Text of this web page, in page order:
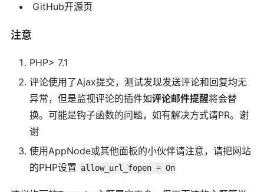
GitHub开源页
注意
PHP> 7.1
评论使用了Ajax提交，测试发现发送评论和回复均无
异常，但是监视评论的插件如评论邮件提醒将会替
换。可能是钩子函数的问题，如有解决方式请PR。谢
谢
使用AppNode或其他面板的小伙伴请注意，请把网站
的PHP设置 allow_url_fopen = On